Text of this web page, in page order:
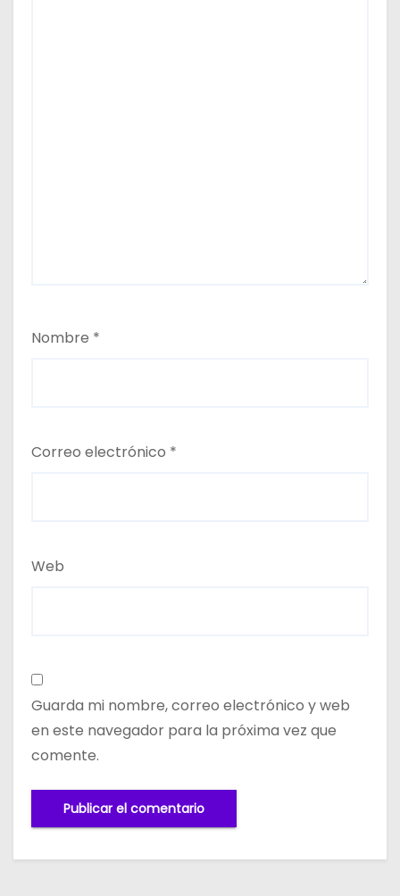
Nombre *
Correo electrónico *
Web
Guarda mi nombre, correo electrónico y web
en este navegador para la próxima vez que
comente.